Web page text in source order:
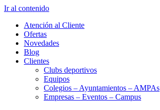
Ir al contenido
Atención al Cliente
Ofertas
Novedades
Blog
Clientes
Clubs deportivos
Equipos
Colegios – Ayuntamientos – AMPAs
Empresas – Eventos – Campus